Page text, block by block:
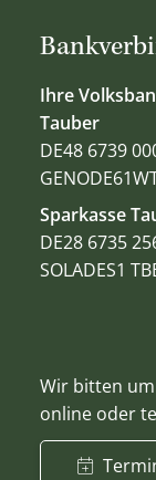
Ihre
Tauber
DE48 6739
Sparkasse
DE28 6735
SOLADES1
Wir bitten
online oder